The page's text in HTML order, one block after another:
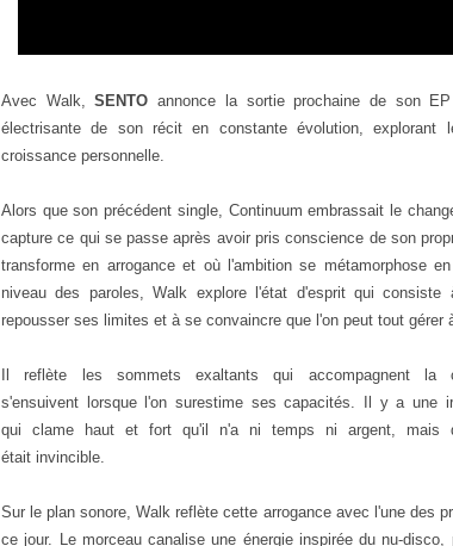
Avec Walk,SENTO annonce la sortie prochaine de son
électrisante de son récit en constante évolution, explorant
croissance personnelle.
Alors que son précédent single, Continuumembrassait le
capture ce qui se passeaprès avoir pris conscience de son
transformeen arrogance et où l'ambition se métamorphose
niveau des paroles, Walk explore l'état d'esprit qui
repousser ses limites et à se convaincre que l'on peut tout gérer
Il reflète
les sommets exaltants qui accompagnent
s'ensuivent
lorsque l'on surestime ses capacités. Il y a une
quiclame haut et fort qu'il n'a ni temps ni argent, mais
était invincible.
Sur le plan sonore, Walk reflète cette arrogance avec l'une des
ce jour. Le morceau canalise une énergie inspirée du nu-disco,